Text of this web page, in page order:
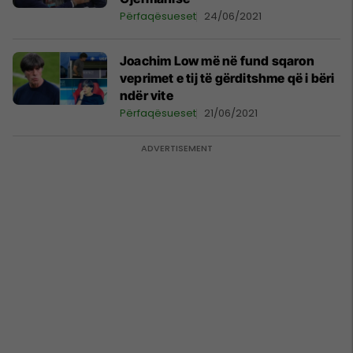
Përfaqësueset 24/06/2021
Joachim Low më në fund sqaron
veprimet e tij të gërditshme që i bëri
ndër vite
Përfaqësueset 21/06/2021